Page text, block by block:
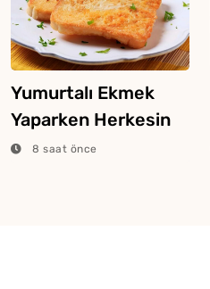
Yumurtalı Ekmek
Yaparken Herkesin
Yaptığı 5 Hata
8 saat önce